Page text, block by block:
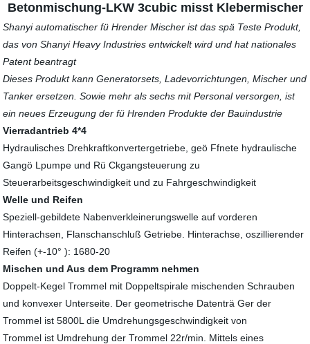
Betonmischung-LKW 3cubic misst Klebermischer
Shanyi automatischer fü Hrender Mischer ist das spä Teste Produkt,
das von Shanyi Heavy Industries entwickelt wird und hat nationales
Patent beantragt
Dieses Produkt kann Generatorsets, Ladevorrichtungen, Mischer und
Tanker ersetzen. Sowie mehr als sechs mit Personal versorgen, ist
ein neues Erzeugung der fü Hrenden Produkte der Bauindustrie
Vierradantrieb 4*4
Hydraulisches Drehkraftkonvertergetriebe, geö Ffnete hydraulische
Gangö Lpumpe und Rü Ckgangsteuerung zu
Steuerarbeitsgeschwindigkeit und zu Fahrgeschwindigkeit
Welle und Reifen
Speziell-gebildete Nabenverkleinerungswelle auf vorderen
Hinterachsen, Flanschanschluß Getriebe. Hinterachse, oszillierender
Reifen (+-10° ): 1680-20
Mischen und Aus dem Programm nehmen
Doppelt-Kegel Trommel mit Doppeltspirale mischenden Schrauben
und konvexer Unterseite. Der geometrische Datenträ Ger der
Trommel ist 5800L die Umdrehungsgeschwindigkeit von
Trommel ist Umdrehung der Trommel 22r/min. Mittels eines